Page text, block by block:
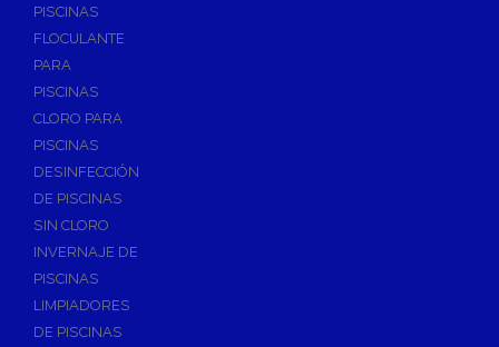
PISCINAS
FLOCULANTE
PARA
PISCINAS
CLORO PARA
PISCINAS
DESINFECCIÓN
DE PISCINAS
SIN CLORO
INVERNAJE DE
PISCINAS
LIMPIADORES
DE PISCINAS